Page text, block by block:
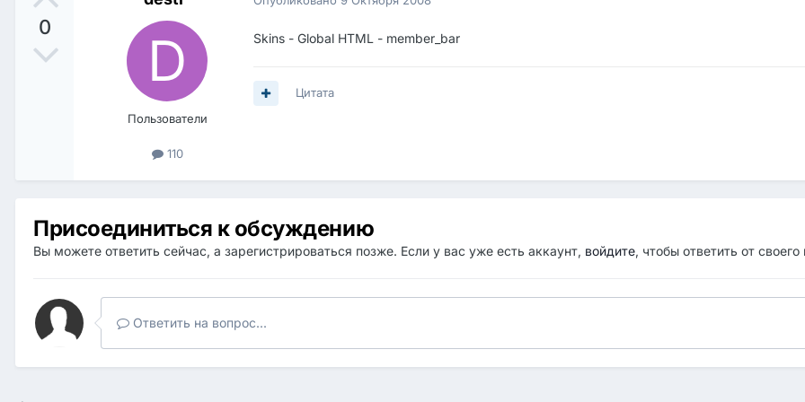
0
Пользователи
110
Skins - Global HTML - member_bar
Цитата
Присоединиться к обсуждению
Вы можете ответить сейчас, а зарегистрироваться позже. Если у вас уже есть аккаунт, войдите, чтобы ответить от
Ответить на вопрос...